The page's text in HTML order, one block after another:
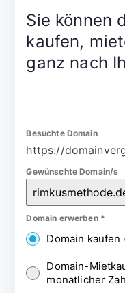
Sie können
kaufen,
ganz nach
Besuchte Domain
https://
Gewünschte Domain/s
Domain erwerben *
Domain kaufen
Domain-
monatlicher